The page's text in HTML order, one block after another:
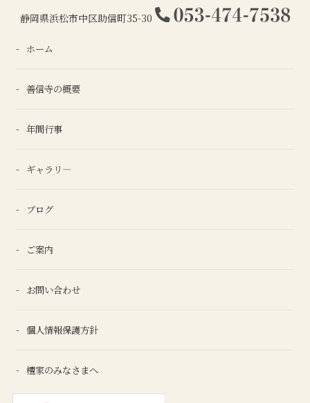
静岡県浜松市中区助信町35-30
ホーム
善信寺の概要
年間行事
ギャラリ―
ブログ
ご案内
お問い合わせ
個人情報保護方針
檀家のみなさまへ